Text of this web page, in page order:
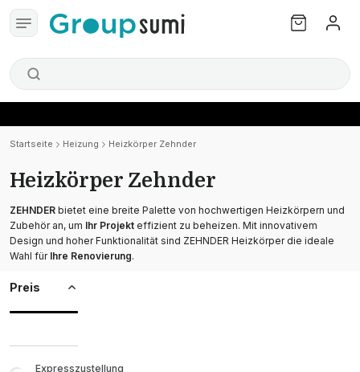
Startseite Heizung Heizkörper Zehnder
Heizkörper Zehnder
ZEHNDER bietet eine breite Palette von hochwertigen Heizkörpern und
Zubehör an, um Ihr Projekt effizient zu beheizen. Mit innovativem
Design und hoher Funktionalität sind ZEHNDER Heizkörper die ideale
Wahl für Ihre Renovierung.
Preis
Expresszustellung